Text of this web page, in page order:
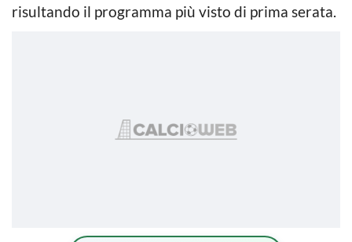
risultando il programma più visto di prima serata.